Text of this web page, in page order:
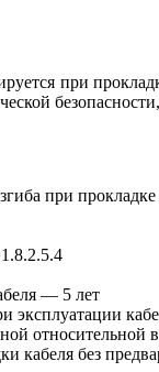
при
при
— 5 лет
кабеля без